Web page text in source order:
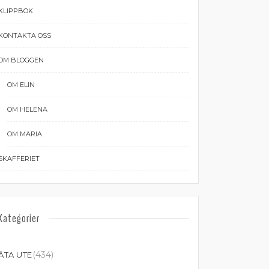
OSS
BLOGGEN
OM ELIN
OM HELENA
OM MARIA
UTE(434)